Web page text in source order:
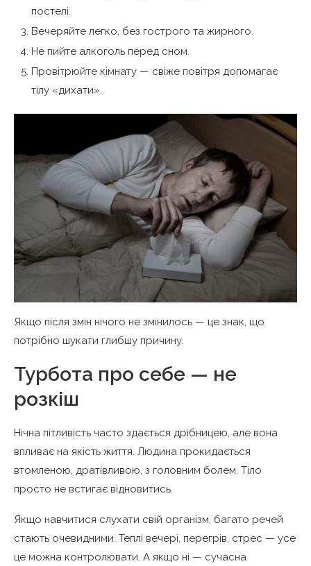
постелі.
Вечеряйте легко, без гострого та жирного.
Не пийте алкоголь перед сном.
Провітрюйте кімнату — свіже повітря допомагає
тілу «дихати».
Якщо після змін нічого не змінилось — це знак, що
потрібно шукати глибшу причину.
Турбота про себе — не
розкіш
Нічна пітливість часто здається дрібницею, але вона
впливає на якість життя. Людина прокидається
втомленою, дратівливою, з головним болем. Тіло
просто не встигає відновитись.
Якщо навчитися слухати свій організм, багато речей
стають очевидними. Теплі вечері, перегрів, стрес — усе
це можна контролювати. А якщо ні — сучасна